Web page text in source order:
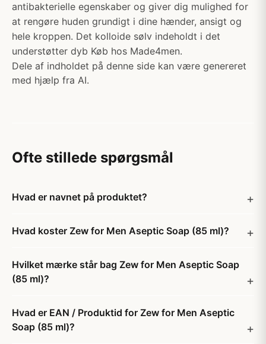
antibakterielle egenskaber og giver dig mulighed for
at rengøre huden grundigt i dine hænder, ansigt og
hele kroppen. Det kolloide sølv indeholdt i det
understøtter dyb Køb hos Made4men.
Dele af indholdet på denne side kan være genereret
med hjælp fra AI.
Ofte stillede spørgsmål
Hvad er navnet på produktet?
Hvad koster Zew for Men Aseptic Soap (85 ml)?
Hvilket mærke står bag Zew for Men Aseptic Soap
(85 ml)?
Hvad er EAN / Produktid for Zew for Men Aseptic
Soap (85 ml)?